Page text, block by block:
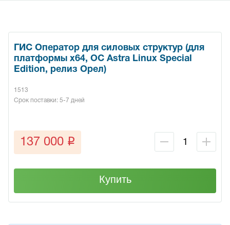
ГИС Оператор для силовых структур (для
платформы x64, ОС Astra Linux Special
Edition, релиз Орел)
1513
Срок поставки: 5-7 дней
137 000 q
Купить